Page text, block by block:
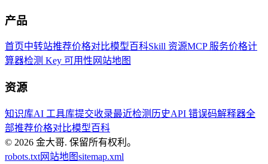
产品
首页中转站推荐价格对比模型百科Skill 资源MCP 服务价格计
算器检测 Key 可用性 网站地图
资源
知识库AI 工具库提交收录最近检测历史API 错误码解释器全
部推荐价格对比模型百科
© 2026 金大哥. 保留所有权利。
robots.txt网站地图sitemap.xml